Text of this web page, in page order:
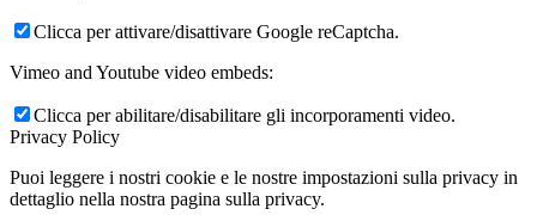
Clicca per attivare/disattivare Google reCaptcha.
Vimeo and Youtube video embeds:
Clicca per abilitare/disabilitare gli incorporamenti video.
Privacy Policy
Puoi leggere i nostri cookie e le nostre impostazioni sulla privacy in
dettaglio nella nostra pagina sulla privacy.